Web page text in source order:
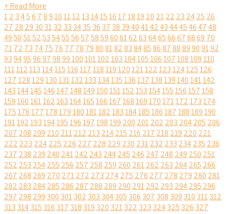
+ Read More
12 3456 78910111213141516171819 20 2122 23 2425 26
27 28 29 30 3132 33 3435 36 37 38 39404142434445464748
495051525354555657585960616263646566676869 70
7172 73 7475 76 77 78 7980818283848586878889909192
93949596979899100101102103104105106107108109110
111112113114115116117118119120121122123124125126
127128129130131132133134135136137138139140141142
143144145146147148149150151152153154155156157158
159160161162163164165166167168169170171172173174
175176177178179180181182183184185186187188189190
191192193194195196197198199 200 201202 203 204205 206
207 208 209 210 211212 213 214215 216 217 218 219 220 221
222 223 224225 226 227 228 229 230 231232 233 234235 236
237 238 239 240 241242 243 244245 246 247 248 249 250 251
252 253 254255 256 257 258 259 260 261262 263 264265 266
267 268 269 270 271272 273 274275 276 277 278 279 280 281
282 283 284285 286 287 288 289 290 291292 293 294295 296
297 298 299 300 301302 303 304305 306 307 308 309 310 311312
313 314315 316 317 318 319 320 321322 323 324325 326 327